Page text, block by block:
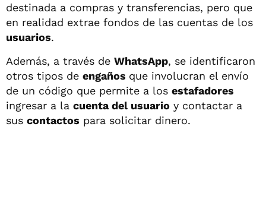
destinada a compras y transferencias, pero que
en realidad extrae fondos de las cuentas de los
usuarios.
Además, a través de WhatsApp, se identificaron
otros tipos de engaños que involucran el envío
de un código que permite a los estafadores
ingresar a la cuenta del usuario y contactar a
sus contactos para solicitar dinero.